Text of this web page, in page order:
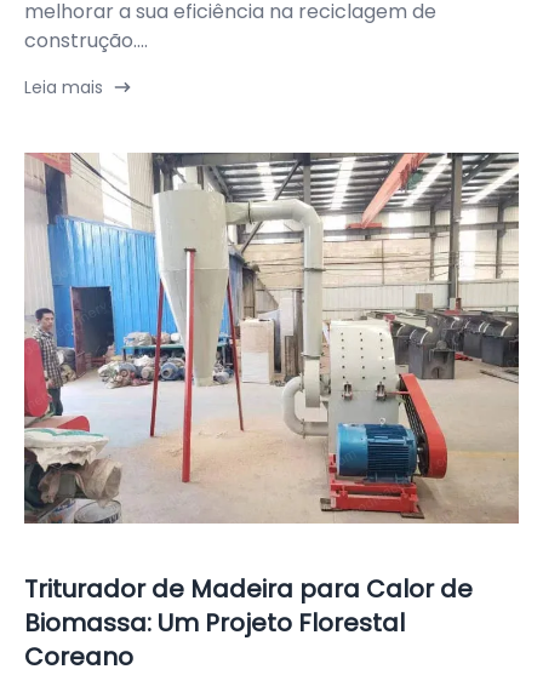
melhorar a sua eficiência na reciclagem de
construção....
Leia mais
Triturador de Madeira para Calor de
Biomassa: Um Projeto Florestal
Coreano